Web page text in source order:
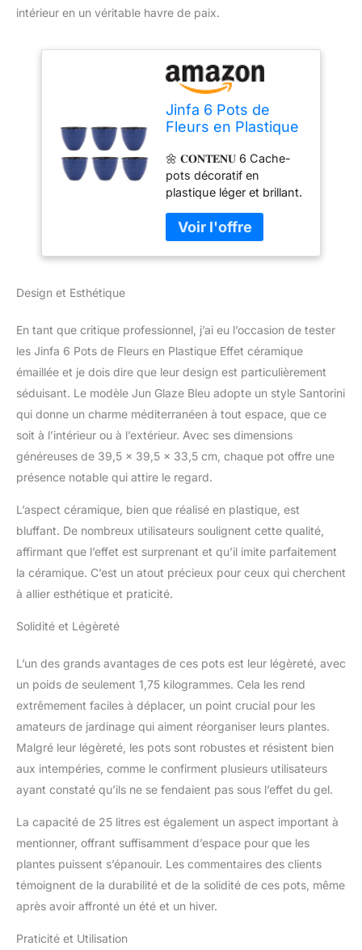
intérieur en un véritable havre de paix.
Jinfa 6 Pots de
Fleurs en Plastique
émaillée | Jun Glaze
Bleu | Santorini
Design | Ø 39,5 cm
x 33,5 cm
🌼 𝐂𝐎𝐍𝐓𝐄𝐍𝐔 6 Cache-
pots décoratif en
plastique léger et brillant.
Ø 39.5 cm, H 33.5 cm, G
1.75 kg, Vol. 25 L. 🌼
𝐃𝐄𝐒𝐈𝐆𝐍 Le charme du
polyvalent et
harmonieux, parfait pour
ajouter une touche de
classe à votre décoration
florale. 🌼 𝐇𝐀𝐔𝐓𝐄
𝐐𝐔𝐀𝐋𝐈𝐓É Plastique de
haute qualité, résistant
et aux intempéries.
Matériau robuste,
chocs. Simple et facile à
manipuler. 🌼
𝐔𝐓𝐈𝐋𝐈𝐒𝐀𝐓𝐈𝐎𝐍 Décore les
espaces intérieurs et
extérieurs tout au long
de l'année avec ton
le salon. Cadeau parfait.
🌼 𝐀𝐓𝐓𝐄𝐍𝐓𝐈𝐎𝐍 Le pot
n'est pas équipé de
trous de drainage, idéal
comme cache-pot. Si
vous plantez les plantes
directement dans le pot,
il suffit de percer des
fond du pot pour éviter la
stagnation du liquide.
Design et Esthétique
En tant que critique professionnel, j’ai eu l’occasion de tester
les Jinfa 6 Pots de Fleurs en Plastique Effet céramique
émaillée et je dois dire que leur design est particulièrement
séduisant. Le modèle Jun Glaze Bleu adopte un style Santorini
qui donne un charme méditerranéen à tout espace, que ce
soit à l’intérieur ou à l’extérieur. Avec ses dimensions
généreuses de 39,5 x 39,5 x 33,5 cm, chaque pot offre une
présence notable qui attire le regard.
L’aspect céramique, bien que réalisé en plastique, est
bluffant. De nombreux utilisateurs soulignent cette qualité,
affirmant que l’effet est surprenant et qu’il imite parfaitement
la céramique. C’est un atout précieux pour ceux qui cherchent
à allier esthétique et praticité.
Solidité et Légèreté
L’un des grands avantages de ces pots est leur légèreté, avec
un poids de seulement 1,75 kilogrammes. Cela les rend
extrêmement faciles à déplacer, un point crucial pour les
amateurs de jardinage qui aiment réorganiser leurs plantes.
Malgré leur légèreté, les pots sont robustes et résistent bien
aux intempéries, comme le confirment plusieurs utilisateurs
ayant constaté qu’ils ne se fendaient pas sous l’effet du gel.
La capacité de 25 litres est également un aspect important à
mentionner, offrant suffisamment d’espace pour que les
plantes puissent s’épanouir. Les commentaires des clients
témoignent de la durabilité et de la solidité de ces pots, même
après avoir affronté un été et un hiver.
Praticité et Utilisation